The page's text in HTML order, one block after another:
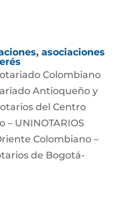
asociaciones
Colombiano
Antioqueño y
del Centro
UNINOTARIOS
Colombiano –
de Bogotá-